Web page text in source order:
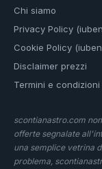
Chi siamo
Privacy Policy
Cookie Policy
Disclaimer prezzi
Termini e condizioni
scontianastro.com
offerte segnalate
una semplice vetrina
problema,